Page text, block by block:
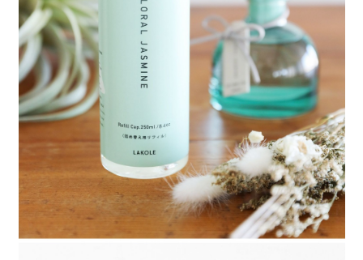
買賣價金債權讓與本公司後，依約使用本公司帳單繳交帳款。
2.基於同意付款使用「大哥付你分期」之契約關係目的，商店將以您的個人
資料（包含姓名、電話或地址）提供予台灣大哥大進項蒐集、處理及利用，
由本公司與您本人進行分期帳單所需資料之確認、核對及更正。
3.完整用戶服務條款，請詳閱以下連結：
https://oppay.tw/userRule
後付繳納相關費用。
※ 交易是否成功請以「AFTEE先享後付 」之結帳頁面顯示為準，若有關於
是否繳費成功／繳費後需取消欲退款等相關疑問，請聯繫「AFTEE先享後付
客戶支援中心」https://netprotections.freshdesk.com/support/home
【注意事項】
１．透過由恩沛科技股份有限公司提供之「AFTEE先享後付」服務完成之交
易，需依本服務之必要範圍內提供個人資料，並將交易相關給付款項請求債
權轉讓予恩沛科技股份有限公司。
２．關於個人資料處理事宜，請瀏覽以下網址：https://aftee.tw/terms/#terms3
３．未成年的使用者請事先徵得法定代理人或監護人之同意方可使用
「AFTEE先享後付」，若未經同意申辦者引起之損失，本公司不負相關責
任。
４．使用「AFTEE先享後付」時，將依據個別帳號之用戶狀況，依本公司即
時審查核予不同之上限額度；若仍有額度不足之情形，本公司將視審查結果
５．嚴禁一人註冊多個帳號或使用他人資訊註冊。若發現惡意使用之情形，
每筆NT$80，滿NT$1,500(含以上)免運費
宅配
每筆NT$80，滿NT$1,500(含以上)免運費